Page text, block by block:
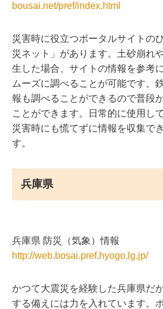
bousai.net/pref/index.html
災害時に役立つポータルサイトの
災ネット」があります。土砂崩れ
生した場合、サイトの情報を参考
ムーズに調べることが可能です。
報も調べることができるので普段
ことができます。日常的に使用し
災害時にも慌てずに情報を収集で
す。
兵庫県
兵庫県 防災（気象）情報
http://web.bosai.pref.hyogo.lg.jp/
かつて大震災を経験した兵庫県だ
する備えには力を入れています。